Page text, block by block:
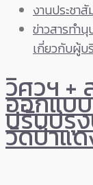
งานประชา
ข่าวสารทำ
เกี่ยวกับผู้บ
วิศวฯ +
ออกแบ
ปรับปรุ
วัดป่าแ